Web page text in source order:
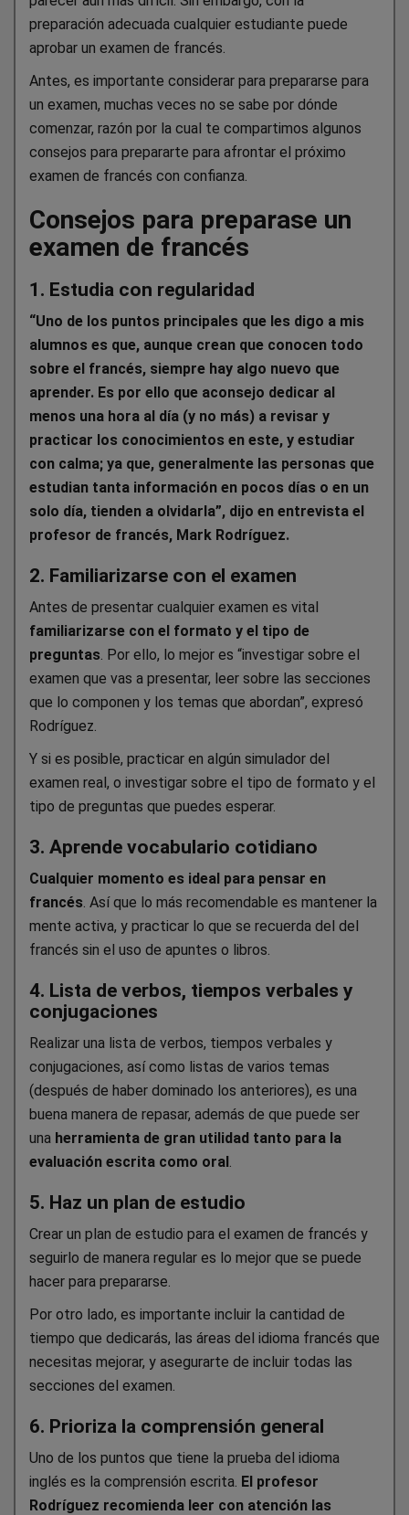
preparación adecuada cualquier estudiante puede
aprobar un examen de francés.
Antes, es importante considerar para prepararse para
un examen, muchas veces no se sabe por dónde
comenzar, razón por la cual te compartimos algunos
consejos para prepararte para afrontar el próximo
examen de francés con confianza.
Consejos para preparase un
examen de francés
1. Estudia con regularidad
“Uno de los puntos principales que les digo a mis
alumnos es que, aunque crean que conocen todo
sobre el francés, siempre hay algo nuevo que
aprender. Es por ello que aconsejo dedicar al
menos una hora al día (y no más) a revisar y
practicar los conocimientos en este, y estudiar
con calma; ya que, generalmente las personas que
estudian tanta información en pocos días o en un
solo día, tienden a olvidarla”, dijo en entrevista el
profesor de francés, Mark Rodríguez.
2. Familiarizarse con el examen
Antes de presentar cualquier examen es vital
familiarizarse con el formato y el tipo de
preguntas. Por ello, lo mejor es “investigar sobre el
examen que vas a presentar, leer sobre las secciones
que lo componen y los temas que abordan”, expresó
Rodríguez.
Y si es posible, practicar en algún simulador del
examen real, o investigar sobre el tipo de formato y el
tipo de preguntas que puedes esperar.
3. Aprende vocabulario cotidiano
Cualquier momento es ideal para pensar en
francés. Así que lo más recomendable es mantener la
mente activa, y practicar lo que se recuerda del del
francés sin el uso de apuntes o libros.
4. Lista de verbos, tiempos verbales y
conjugaciones
Realizar una lista de verbos, tiempos verbales y
conjugaciones, así como listas de varios temas
(después de haber dominado los anteriores), es una
buena manera de repasar, además de que puede ser
una herramienta de gran utilidad tanto para la
evaluación escrita como oral .
5. Haz un plan de estudio
Crear un plan de estudio para el examen de francés y
seguirlo de manera regular es lo mejor que se puede
hacer para prepararse.
Por otro lado, es importante incluir la cantidad de
tiempo que dedicarás, las áreas del idioma francés que
necesitas mejorar, y asegurarte de incluir todas las
secciones del examen.
6. Prioriza la comprensión general
Uno de los puntos que tiene la prueba del idioma
inglés es la comprensión escrita. El profesor
Rodríguez recomienda leer con atención las